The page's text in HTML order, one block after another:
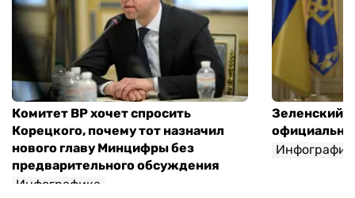
Комитет ВР хочет спросить
Корецкого, почему тот назначил
нового главу Минцифры без
предварительного обсуждения
Инфографика
Зеленский